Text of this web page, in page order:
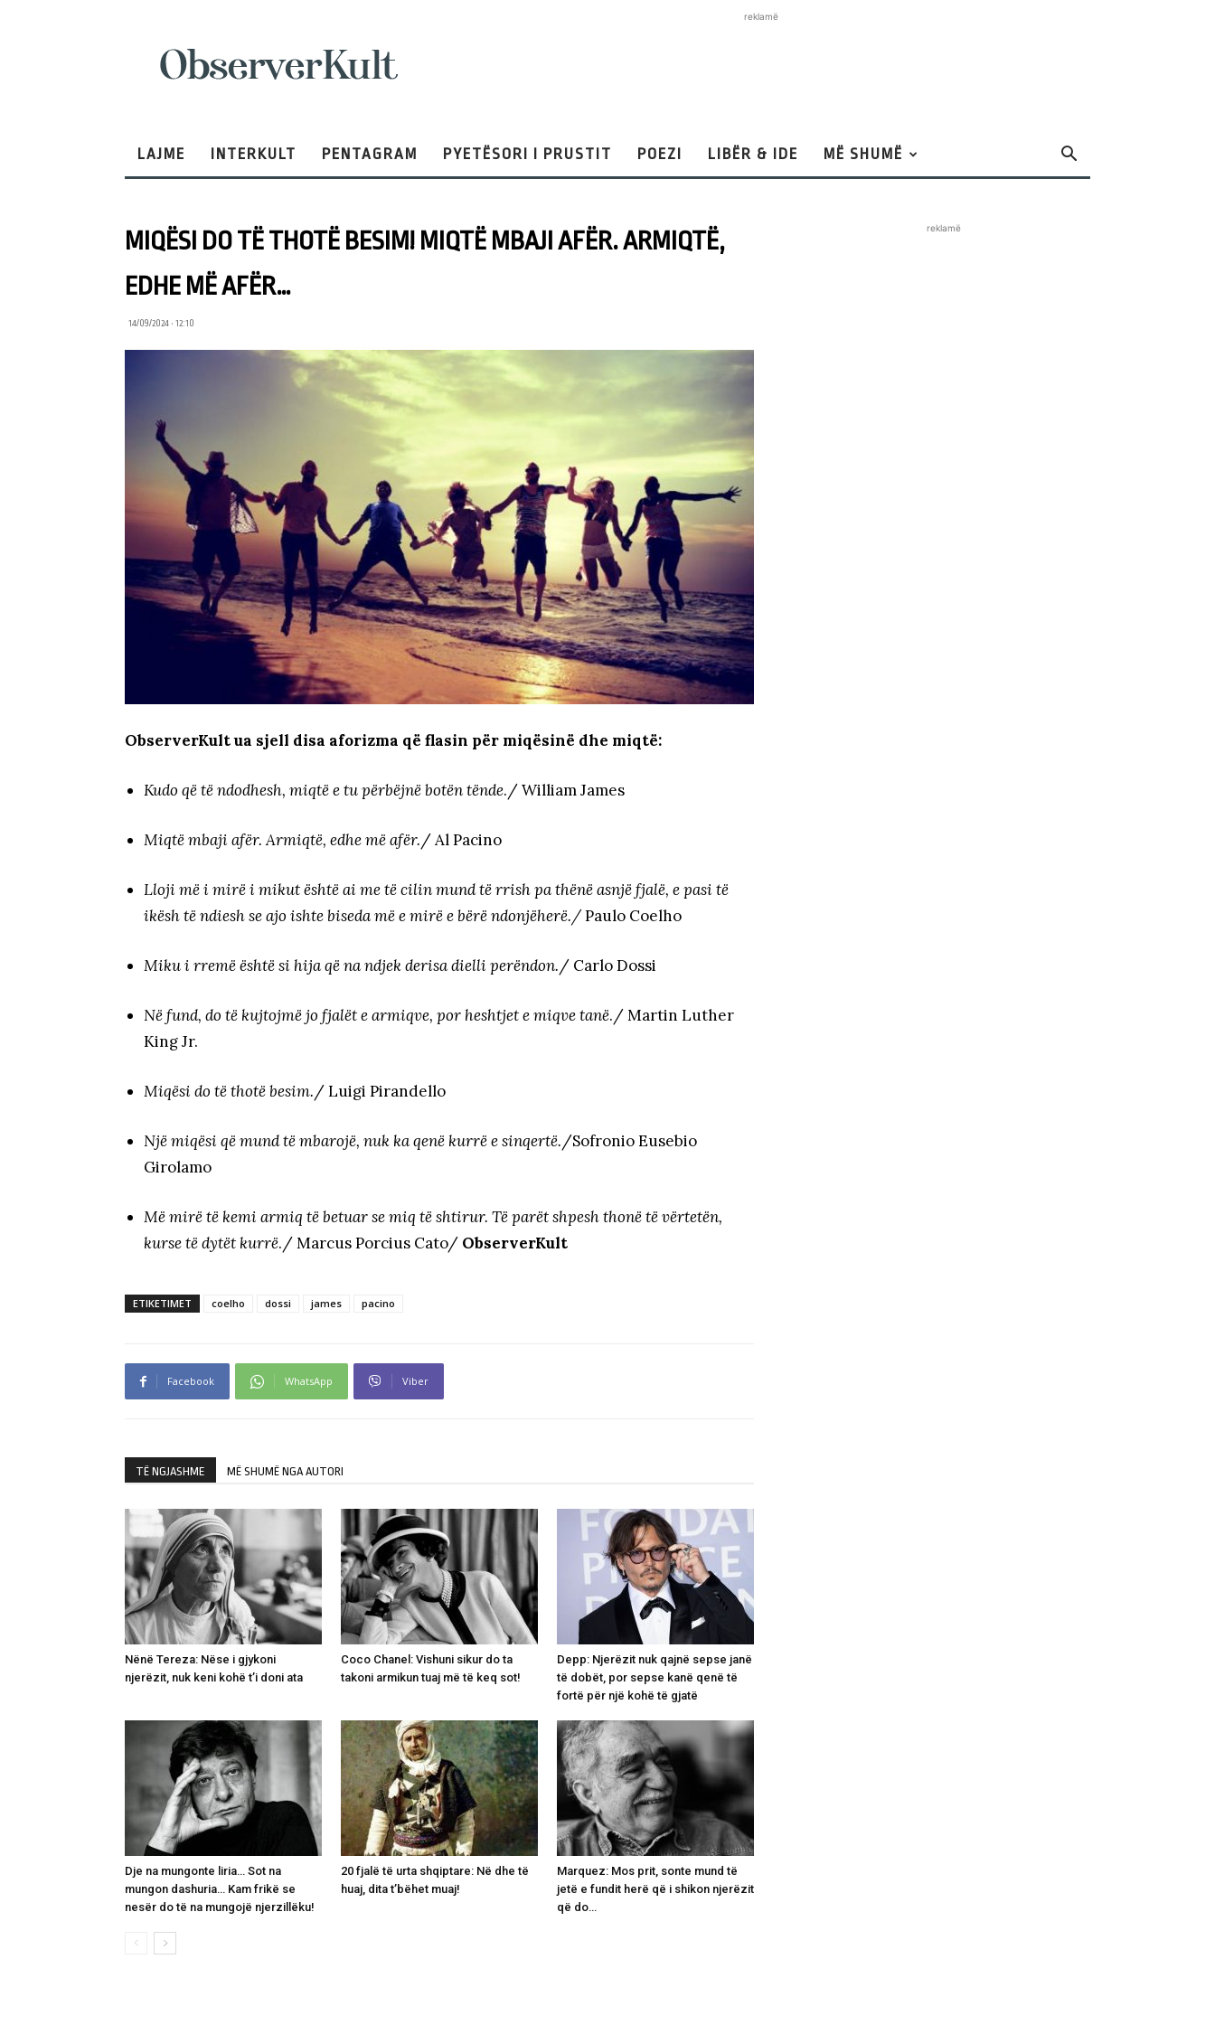
reklamë
LAJME INTERKULT PENTAGRAM PYETËSORI I PRUSTIT POEZI LIBËR & IDE MË SHUMË
MIQËSI DO TË THOTË BESIM! MIQTË MBAJI AFËR. ARMIQTË,
EDHE MË AFËR…
14/09/2024 • 12:10
ObserverKult ua sjell disa aforizma që flasin për miqësinë dhe miqtë:
Kudo që të ndodhesh, miqtë e tu përbëjnë botën tënde./ William James
Miqtë mbaji afër. Armiqtë, edhe më afër./ Al Pacino
Lloji më i mirë i mikut është ai me të cilin mund të rrish pa thënë asnjë fjalë, e pasi të
ikësh të ndiesh se ajo ishte biseda më e mirë e bërë ndonjëherë./Paulo Coelho
Miku i rremë është si hija që na ndjek derisa dielli perëndon./ Carlo Dossi
Në fund, do të kujtojmë jo fjalët e armiqve, por heshtjet e miqve tanë./ Martin Luther
King Jr.
Miqësi do të thotë besim./ Luigi Pirandello
Një miqësi që mund të mbarojë, nuk ka qenë kurrë e sinqertë./Sofronio Eusebio
Girolamo
Më mirë të kemi armiq të betuar se miq të shtirur. Të parët shpesh thonë të vërtetën,
kurse të dytët kurrë./ Marcus Porcius Cato/ ObserverKult
ETIKETIMET coelho dossi james pacino
Facebook WhatsApp Viber
TË NGJASHME MË SHUMË NGA AUTORI
Nënë Tereza: Nëse i gjykoni
njerëzit, nuk keni kohë t’i doni ata
Coco Chanel: Vishuni sikur do ta
takoni armikun tuaj më të keq sot!
Depp: Njerëzit nuk qajnë sepse janë
të dobët, por sepse kanë qenë të
fortë për një kohë të gjatë
Dje na mungonte liria… Sot na
mungon dashuria… Kam frikë se
nesër do të na mungojë njerzillëku!
20 fjalë të urta shqiptare: Në dhe të
huaj, dita t’bëhet muaj!
Marquez: Mos prit, sonte mund të
jetë e fundit herë që i shikon njerëzit
që do…
reklamë